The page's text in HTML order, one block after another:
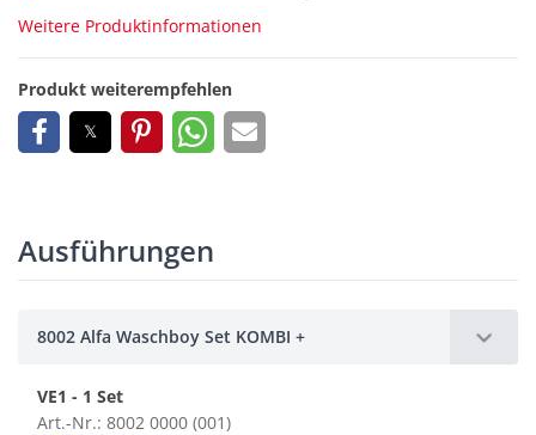
Weitere Produktinformationen
Produkt weiterempfehlen
Ausführungen
8002 Alfa Waschboy Set KOMBI +
VE1 - 1 Set
Art.-Nr.: 8002 0000 (001)